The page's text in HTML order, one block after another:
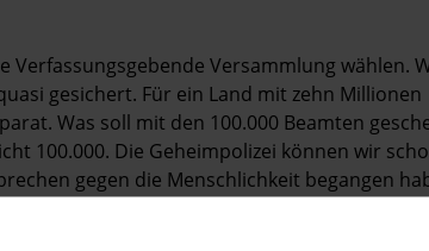
Versammlung wählen.
gesichert. Für ein Land mit zehn Millionen
Was soll mit den 100.000 ­Beamten
100.000. Die Geheimpolizei können wir
gegen die Menschlichkeit begangen
haben. Das tunesische Volk ist bereit zu
Und wenn es sonst noch irgendwo